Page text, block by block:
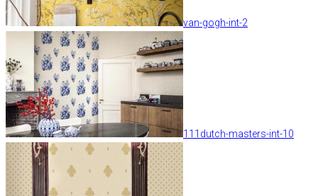
van-gogh-int-2
111dutch-masters-int-10